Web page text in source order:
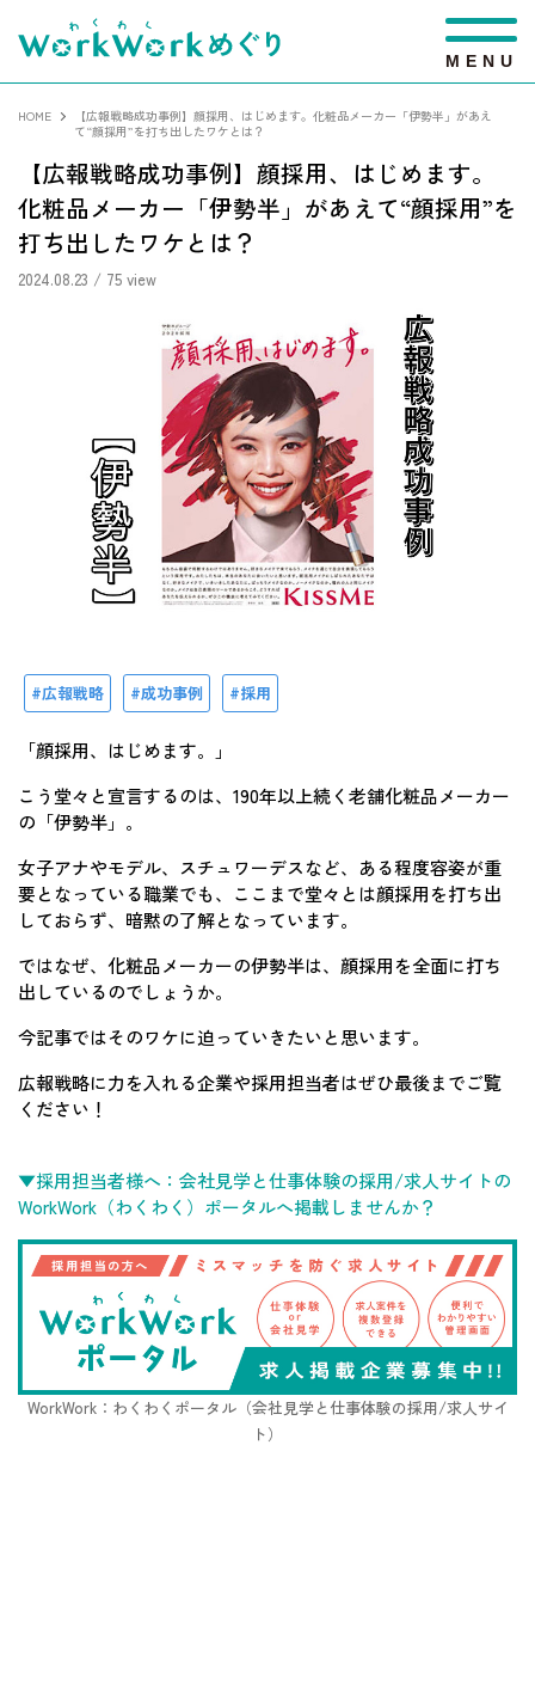
M E N U
HOME
【広報戦略成功事例】顔採用、はじめます。化粧品メーカー「伊勢半」があえ
て“顔採用”を打ち出したワケとは？
【広報戦略成功事例】顔採用、はじめます。
化粧品メーカー「伊勢半」があえて“顔採用”を
打ち出したワケとは？
2024.08.23 / 75 view
広報戦略 成功事例 採用
「顔採用、はじめます。」
こう堂々と宣言するのは、190年以上続く老舗化粧品メーカー
の「伊勢半」。
女子アナやモデル、スチュワーデスなど、ある程度容姿が重
要となっている職業でも、ここまで堂々とは顔採用を打ち出
しておらず、暗黙の了解となっています。
ではなぜ、化粧品メーカーの伊勢半は、顔採用を全面に打ち
出しているのでしょうか。
今記事ではそのワケに迫っていきたいと思います。
広報戦略に力を入れる企業や採用担当者はぜひ最後までご覧
ください！
▼採用担当者様へ：会社見学と仕事体験の採用/求人サイトの
WorkWork（わくわく）ポータルへ掲載しませんか？
WorkWork：わくわくポータル（会社見学と仕事体験の採用/求人サイ
ト）